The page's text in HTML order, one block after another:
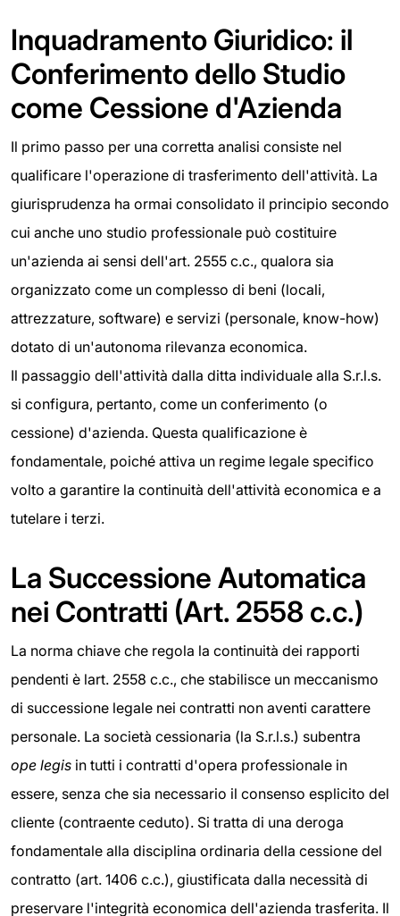
Inquadramento Giuridico: il
Conferimento dello Studio
come Cessione d'Azienda
Il primo passo per una corretta analisi consiste nel
qualificare l'operazione di trasferimento dell'attività. La
giurisprudenza ha ormai consolidato il principio secondo
cui anche uno studio professionale può costituire
un'azienda ai sensi dell'art. 2555 c.c., qualora sia
organizzato come un complesso di beni (locali,
attrezzature, software) e servizi (personale, know-how)
dotato di un'autonoma rilevanza economica.
Il passaggio dell'attività dalla ditta individuale alla S.r.l.s.
si configura, pertanto, come un conferimento (o
cessione) d'azienda. Questa qualificazione è
fondamentale, poiché attiva un regime legale specifico
volto a garantire la continuità dell'attività economica e a
tutelare i terzi.
La Successione Automatica
nei Contratti (Art. 2558 c.c.)
La norma chiave che regola la continuità dei rapporti
pendenti è lart. 2558 c.c., che stabilisce un meccanismo
di successione legale nei contratti non aventi carattere
personale. La società cessionaria (la S.r.l.s.) subentra
ope legis in tutti i contratti d'opera professionale in
essere, senza che sia necessario il consenso esplicito del
cliente (contraente ceduto). Si tratta di una deroga
fondamentale alla disciplina ordinaria della cessione del
contratto (art. 1406 c.c.), giustificata dalla necessità di
preservare l'integrità economica dell'azienda trasferita. Il